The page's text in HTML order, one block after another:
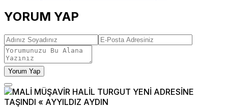
YORUM YAP
Yorum Yap